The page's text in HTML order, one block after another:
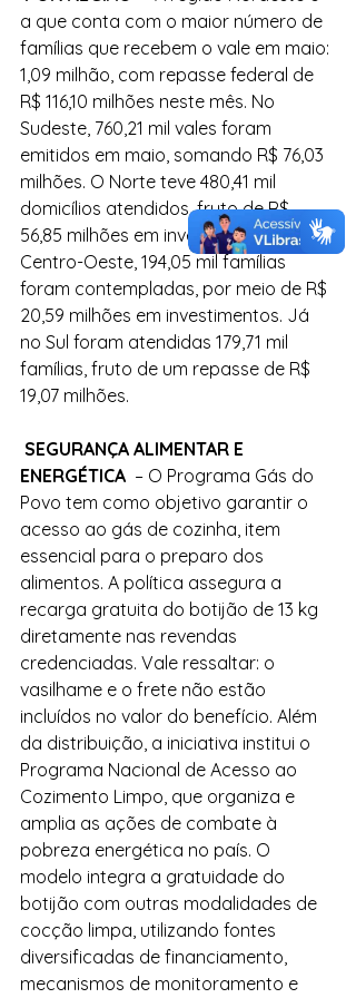
a que conta com o maior número de
famílias que recebem o vale em maio:
1,09 milhão, com repasse federal de
R$ 116,10 milhões neste mês. No
Sudeste, 760,21 mil vales foram
emitidos em maio, somando R$ 76,03
milhões. O Norte teve 480,41 mil
domicílios atendidos, fruto de R$
56,85 milhões em investimento. No
Centro-Oeste, 194,05 mil famílias
foram contempladas, por meio de R$
20,59 milhões em investimentos. Já
no Sul foram atendidas 179,71 mil
famílias, fruto de um repasse de R$
19,07 milhões.
SEGURANÇA ALIMENTAR E
ENERGÉTICA – O Programa Gás do
Povo tem como objetivo garantir o
acesso ao gás de cozinha, item
essencial para o preparo dos
alimentos. A política assegura a
recarga gratuita do botijão de 13 kg
diretamente nas revendas
credenciadas. Vale ressaltar: o
vasilhame e o frete não estão
incluídos no valor do benefício. Além
da distribuição, a iniciativa institui o
Programa Nacional de Acesso ao
Cozimento Limpo, que organiza e
amplia as ações de combate à
pobreza energética no país. O
modelo integra a gratuidade do
botijão com outras modalidades de
cocção limpa, utilizando fontes
diversificadas de financiamento,
mecanismos de monitoramento e